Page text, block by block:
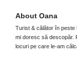
About Oana
Turist & călător în peste
mi doresc să descopăr.
locuri pe care le-am